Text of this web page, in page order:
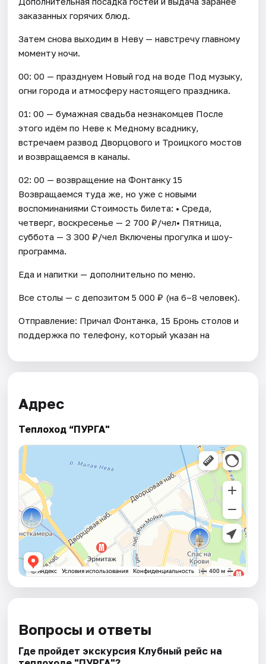
заказанных горячих блюд.
Затем снова выходим в Неву — навстречу главному
моменту ночи.
00: 00 — празднуем Новый год на воде Под музыку,
огни города и атмосферу настоящего праздника.
01: 00 — бумажная свадьба незнакомцев После
этого идём по Неве к Медному всаднику,
встречаем развод Дворцового и Троицкого мостов
и возвращаемся в каналы.
02: 00 — возвращение на Фонтанку 15
Возвращаемся туда же, но уже с новыми
воспоминаниями Стоимость билета: • Среда,
четверг, воскресенье — 2 700 ₽/чел• Пятница,
суббота — 3 300 ₽/чел Включены прогулка и шоу-
программа.
Еда и напитки — дополнительно по меню.
Все столы — с депозитом 5 000 ₽ (на 6–8 человек).
Отправление: Причал Фонтанка, 15 Бронь столов и
поддержка по телефону, который указан на
Адрес
Теплоход “ПУРГА"
Вопросы и ответы
Где пройдет экскурсия Клубный рейс на